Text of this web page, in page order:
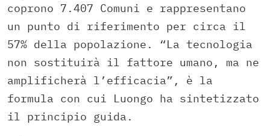
coprono 7.407 Comuni e rappresentano
un punto di riferimento per circa il
57% della popolazione. “La tecnologia
non sostituirà il fattore umano, ma ne
amplificherà l’efficacia”, è la
formula con cui Luongo ha sintetizzato
il principio guida.